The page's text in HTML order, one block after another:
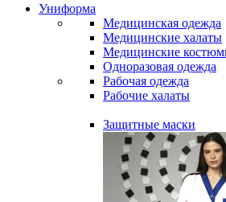
Униформа
Медицинская одежда
Медицинские халаты
Медицинские
Одноразовая одежда
Рабочая одежда
Рабочие халаты
Защитные маски